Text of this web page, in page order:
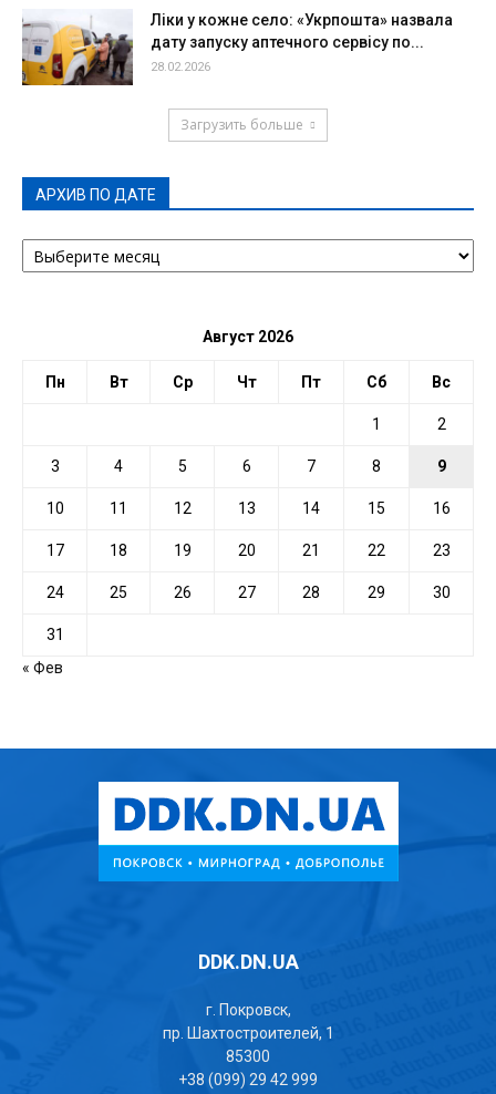
Ліки у кожне село: «Укрпошта» назвала
дату запуску аптечного сервісу по...
28.02.2026
Загрузить больше
АРХИВ ПО ДАТЕ
АРХИВ
ПО
Август 2026
Пн Вт Ср Чт Пт Сб Вс
1 2
3 4 5 6 7 8 9
10 11 12 13 14 15 16
17 18 19 20 21 22 23
24 25 26 27 28 29 30
31
« Фев
DDK.DN.UA
г. Покровск,
пр. Шахтостроителей, 1
85300
+38 (099) 29 42 999